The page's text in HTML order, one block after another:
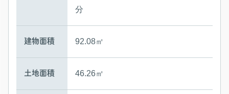
分
建物面積 92.08㎡
土地面積 46.26㎡